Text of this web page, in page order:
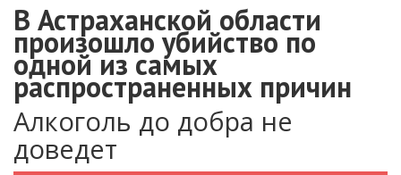
В Астраханской области
произошло убийство по
одной из самых
распространенных причин
Алкоголь до добра не
доведет